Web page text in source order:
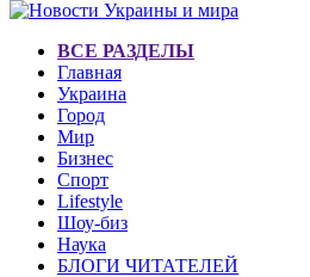
ВСЕ РАЗДЕЛЫ
Главная
Украина
Город
Мир
Бизнес
Спорт
Lifestyle
Шоу-биз
Наука
БЛОГИ ЧИТАТЕЛЕЙ